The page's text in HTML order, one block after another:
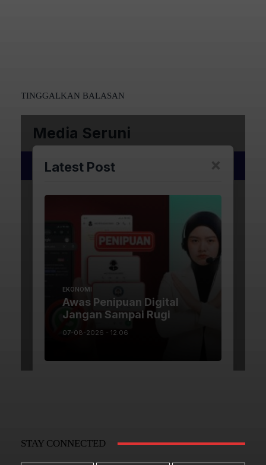
TINGGALKAN BALASAN
STAY CONNECTED